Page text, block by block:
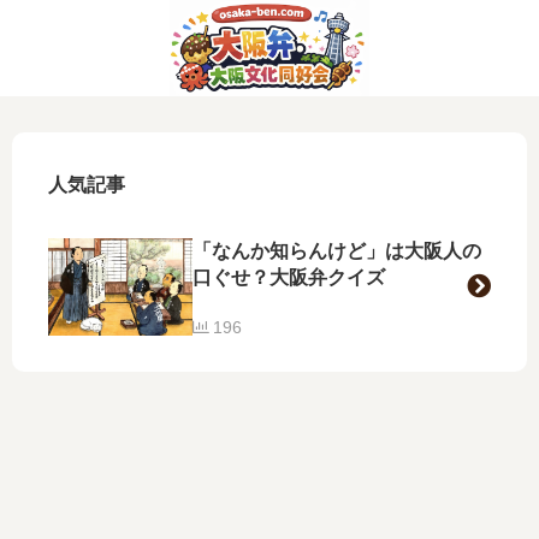
人気記事
「なんか知らんけど」は大阪人の
口ぐせ？大阪弁クイズ
196